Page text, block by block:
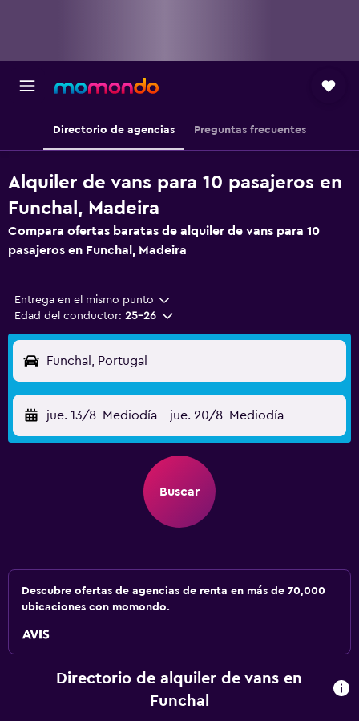
Directorio de agencias Preguntas frecuentes
Alquiler de vans para 10 pasajeros en
Funchal, Madeira
Compara ofertas baratas de alquiler de vans para 10
pasajeros en Funchal, Madeira
Entrega en el mismo punto
Edad del conductor: 25-26
Funchal, Portugal
jue. 13/8 Mediodía - jue. 20/8 Mediodía
Buscar
Descubre ofertas de agencias de renta en más de 70,000
ubicaciones con momondo.
Directorio de alquiler de vans en
Funchal